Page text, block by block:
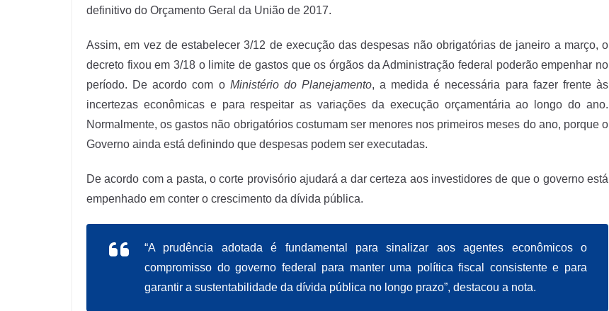
definitivo do Orçamento Geral da União de 2017.
Assim, em vez de estabelecer 3/12 de execução das despesas não obrigatórias de janeiro a março, o
decreto fixou em 3/18 o limite de gastos que os órgãos da Administração federal poderão empenhar no
período. De acordo com o Ministério do Planejamento, a medida é necessária para fazer frente às
incertezas econômicas e para respeitar as variações da execução orçamentária ao longo do ano.
Normalmente, os gastos não obrigatórios costumam ser menores nos primeiros meses do ano, porque o
Governo ainda está definindo que despesas podem ser executadas.
De acordo com a pasta, o corte provisório ajudará a dar certeza aos investidores de que o governo está
empenhado em conter o crescimento da dívida pública.
“A prudência adotada é fundamental para sinalizar aos agentes econômicos o
compromisso do governo federal para manter uma política fiscal consistente e para
garantir a sustentabilidade da dívida pública no longo prazo”, destacou a nota.